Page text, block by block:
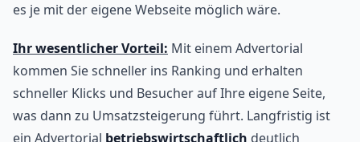
es je mit der eigene Webseite möglich wäre.
Ihr wesentlicher Vorteil: Mit einem Advertorial
kommen Sie schneller ins Ranking und erhalten
schneller Klicks und Besucher auf Ihre eigene Seite,
was dann zu Umsatzsteigerung führt. Langfristig ist
ein Advertorial betriebswirtschaftlich deutlich